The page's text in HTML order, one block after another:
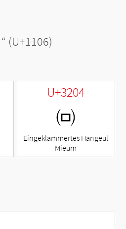
“ (U+1106)
U+3204
㈄
Eingeklammertes Hangeul
Mieum